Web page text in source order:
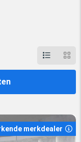
merkdealer